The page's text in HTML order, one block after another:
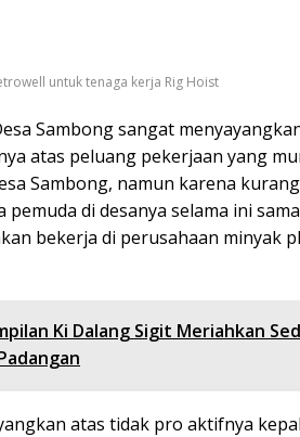
untuk tenaga kerja Rig Hoist
Sambong sangat
atas peluang pekerjaan yang
Sambong, namun karena
pemuda di desanya selama ini
bekerja di perusahaan minyak
Ki Dalang Sigit Meriahkan
atas tidak pro aktifnya